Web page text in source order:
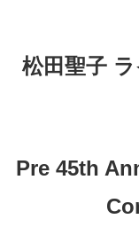
松田聖子
Pre 45th